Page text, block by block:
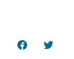
FacebookTwitter